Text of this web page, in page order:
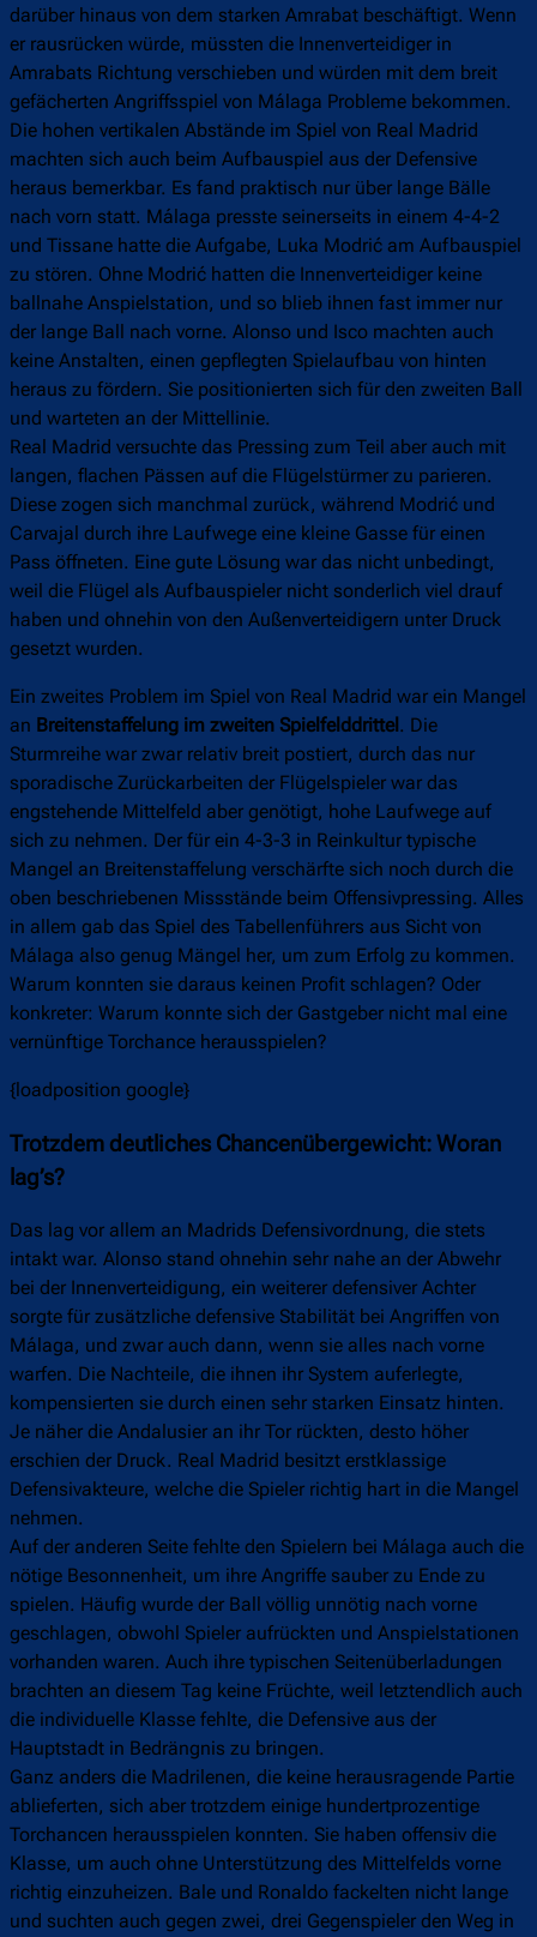
darüber hinaus von dem starken Amrabat beschäftigt. Wenn
er rausrücken würde, müssten die Innenverteidiger in
Amrabats Richtung verschieben und würden mit dem breit
gefächerten Angriffsspiel von Málaga Probleme bekommen.
Die hohen vertikalen Abstände im Spiel von Real Madrid
machten sich auch beim Aufbauspiel aus der Defensive
heraus bemerkbar. Es fand praktisch nur über lange Bälle
nach vorn statt. Málaga presste seinerseits in einem 4-4-2
und Tissane hatte die Aufgabe, Luka Modrić am Aufbauspiel
zu stören. Ohne Modrić hatten die Innenverteidiger keine
ballnahe Anspielstation, und so blieb ihnen fast immer nur
der lange Ball nach vorne. Alonso und Isco machten auch
keine Anstalten, einen gepflegten Spielaufbau von hinten
heraus zu fördern. Sie positionierten sich für den zweiten Ball
und warteten an der Mittellinie.
Real Madrid versuchte das Pressing zum Teil aber auch mit
langen, flachen Pässen auf die Flügelstürmer zu parieren.
Diese zogen sich manchmal zurück, während Modrić und
Carvajal durch ihre Laufwege eine kleine Gasse für einen
Pass öffneten. Eine gute Lösung war das nicht unbedingt,
weil die Flügel als Aufbauspieler nicht sonderlich viel drauf
haben und ohnehin von den Außenverteidigern unter Druck
gesetzt wurden.
Ein zweites Problem im Spiel von Real Madrid war ein Mangel
an Breitenstaffelung im zweiten Spielfelddrittel. Die
Sturmreihe war zwar relativ breit postiert, durch das nur
sporadische Zurückarbeiten der Flügelspieler war das
engstehende Mittelfeld aber genötigt, hohe Laufwege auf
sich zu nehmen. Der für ein 4-3-3 in Reinkultur typische
Mangel an Breitenstaffelung verschärfte sich noch durch die
oben beschriebenen Missstände beim Offensivpressing. Alles
in allem gab das Spiel des Tabellenführers aus Sicht von
Málaga also genug Mängel her, um zum Erfolg zu kommen.
Warum konnten sie daraus keinen Profit schlagen? Oder
konkreter: Warum konnte sich der Gastgeber nicht mal eine
vernünftige Torchance herausspielen?
{loadposition google}
Trotzdem deutliches Chancenübergewicht: Woran
lag’s?
Das lag vor allem an Madrids Defensivordnung, die stets
intakt war. Alonso stand ohnehin sehr nahe an der Abwehr
bei der Innenverteidigung, ein weiterer defensiver Achter
sorgte für zusätzliche defensive Stabilität bei Angriffen von
Málaga, und zwar auch dann, wenn sie alles nach vorne
warfen. Die Nachteile, die ihnen ihr System auferlegte,
kompensierten sie durch einen sehr starken Einsatz hinten.
Je näher die Andalusier an ihr Tor rückten, desto höher
erschien der Druck. Real Madrid besitzt erstklassige
Defensivakteure, welche die Spieler richtig hart in die Mangel
nehmen.
Auf der anderen Seite fehlte den Spielern bei Málaga auch die
nötige Besonnenheit, um ihre Angriffe sauber zu Ende zu
spielen. Häufig wurde der Ball völlig unnötig nach vorne
geschlagen, obwohl Spieler aufrückten und Anspielstationen
vorhanden waren. Auch ihre typischen Seitenüberladungen
brachten an diesem Tag keine Früchte, weil letztendlich auch
die individuelle Klasse fehlte, die Defensive aus der
Hauptstadt in Bedrängnis zu bringen.
Ganz anders die Madrilenen, die keine herausragende Partie
ablieferten, sich aber trotzdem einige hundertprozentige
Torchancen herausspielen konnten. Sie haben offensiv die
Klasse, um auch ohne Unterstützung des Mittelfelds vorne
richtig einzuheizen. Bale und Ronaldo fackelten nicht lange
und suchten auch gegen zwei, drei Gegenspieler den Weg in